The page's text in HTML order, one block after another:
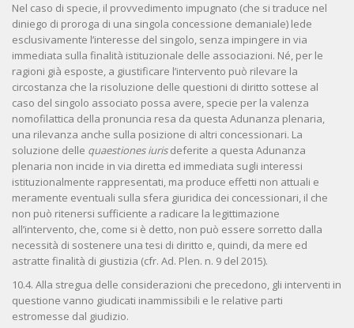
Nel caso di specie, il provvedimento impugnato (che si traduce nel
diniego di proroga di una singola concessione demaniale) lede
esclusivamente l’interesse del singolo, senza impingere in via
immediata sulla finalità istituzionale delle associazioni. Né, per le
ragioni già esposte, a giustificare l’intervento può rilevare la
circostanza che la risoluzione delle questioni di diritto sottese al
caso del singolo associato possa avere, specie per la valenza
nomofilattica della pronuncia resa da questa Adunanza plenaria,
una rilevanza anche sulla posizione di altri concessionari. La
soluzione delle quaestiones iurisdeferite a questa Adunanza
plenaria non incide in via diretta ed immediata sugli interessi
istituzionalmente rappresentati, ma produce effetti non attuali e
meramente eventuali sulla sfera giuridica dei concessionari, il che
non può ritenersi sufficiente a radicare la legittimazione
all’intervento, che, come si è detto, non può essere sorretto dalla
necessità di sostenere una tesi di diritto e, quindi, da mere ed
astratte finalità di giustizia (cfr. Ad. Plen. n. 9 del 2015).
10.4. Alla stregua delle considerazioni che precedono, gli interventi in
questione vanno giudicati inammissibili e le relative parti
estromesse dal giudizio.